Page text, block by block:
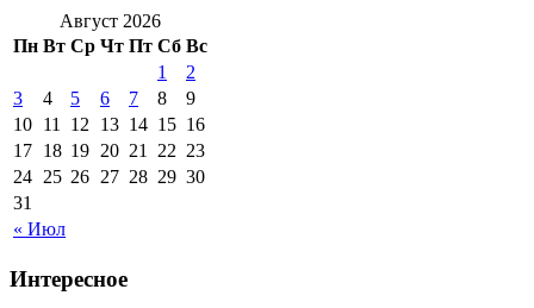
Август 2026
Пн Вт Ср Чт Пт Сб Вс
« Июл
1
2
3
4 5 6 7 8
9
10 11 12 13 14 15 16
17 18 19 20 21 22 23
24 25 26 27 28 29 30
31
Интересное